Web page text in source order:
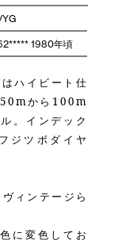
1980年頃
ハイビート仕
から100m
。インデック
ジツボダイヤ
ィンテージら
に変色してお